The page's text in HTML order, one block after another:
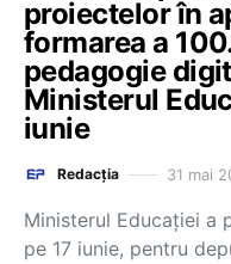
proiectelor în
formarea a
pedagogie
Ministerul
iunie
Redacția 31 mai
Ministerul Educației a
pe 17 iunie, pentru